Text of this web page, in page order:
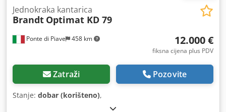
Ponte di Piave 458 km
Jednokraka kantarica
Brandt Optimat KD 79
12.000 €
fiksna cijena plus PDV
Zatraži Pozovite
Stanje: dobar (korišteno),